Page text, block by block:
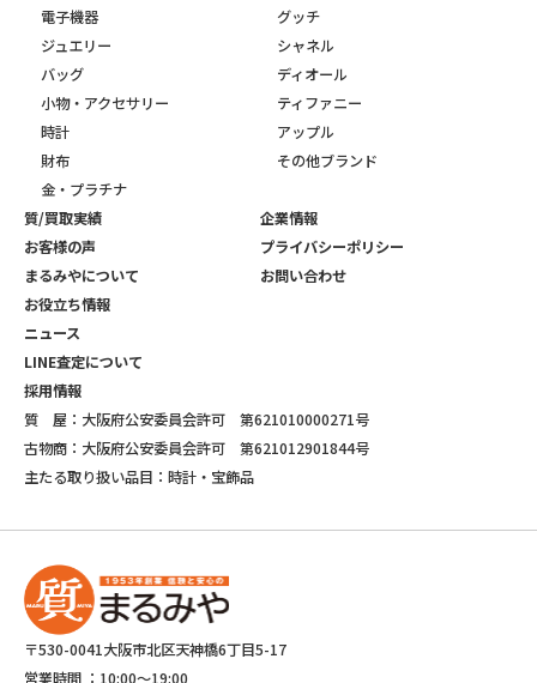
電子機器
ジュエリー
バッグ
小物・アクセサリー
時計
財布
金・プラチナ
グッチ
シャネル
ディオール
ティファニー
アップル
その他ブランド
質/買取実績
お客様の声
まるみやについて
お役立ち情報
ニュース
LINE査定について
採用情報
企業情報
プライバシーポリシー
お問い合わせ
質 屋：大阪府公安委員会許可 第621010000271号
古物商：大阪府公安委員会許可 第621012901844号
主たる取り扱い品目：時計・宝飾品
〒530-0041大阪市北区天神橋6丁目5-17
営業時間 ： 10:00～19:00